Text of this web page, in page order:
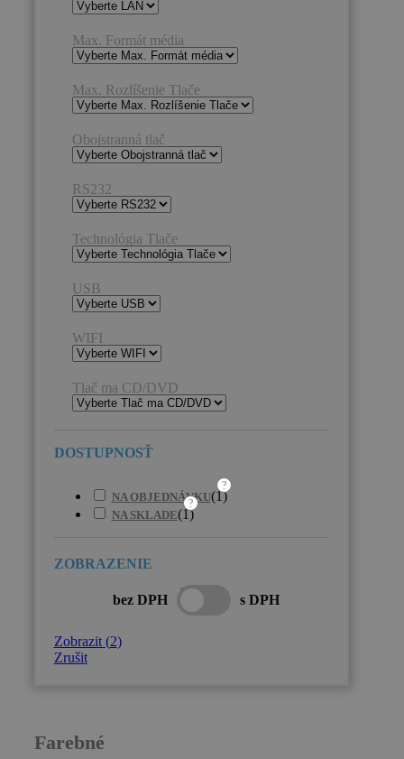
Max. Formát média
Max. Rozlíšenie Tlače
Obojstranná tlač
RS232
Technológia Tlače
USB
WIFI
Tlač ma CD/DVD
NA OBJEDNÁVKU(1)
?
NA SKLADE(1)
?
bez DPH s DPH
Zobrazit (2)
Zrušit
Farebné